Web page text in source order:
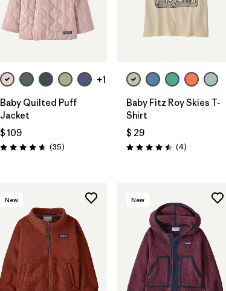
+1
Baby Quilted Puff
Jacket
$ 109
Valoración: 4.7 / 5
(35Comentarios
)
Baby Fitz Roy Skies T-
Shirt
$ 29
Valoración: 4.5 / 5
(4Comentarios
)
New New